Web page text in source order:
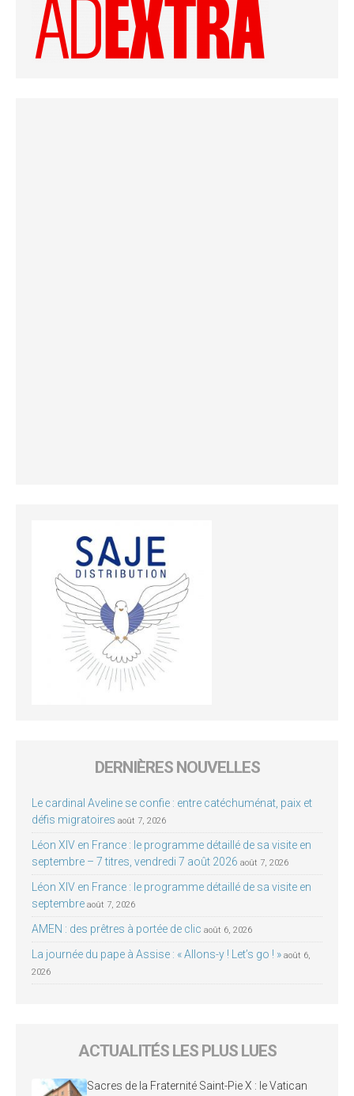
DERNIÈRES NOUVELLES
Le cardinal Aveline se confie : entre catéchuménat, paix et
défis migratoires août 7, 2026
Léon XIV en France : le programme détaillé de sa visite en
septembre – 7 titres, vendredi 7 août 2026 août 7, 2026
Léon XIV en France : le programme détaillé de sa visite en
septembre août 7, 2026
AMEN : des prêtres à portée de clic août 6, 2026
La journée du pape à Assise : « Allons-y ! Let’s go ! » août 6,
2026
ACTUALITÉS LES PLUS LUES
Sacres de la Fraternité Saint-Pie X : le Vatican